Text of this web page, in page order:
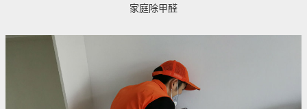
家庭除甲醛